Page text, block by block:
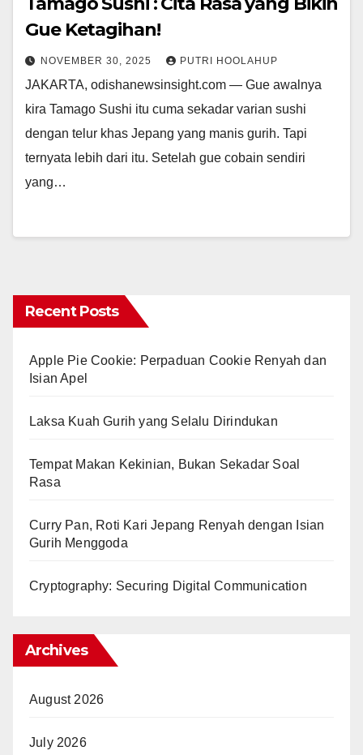
Gue Ketagihan!
NOVEMBER 30, 2025 PUTRI HOOLAHUP
JAKARTA, odishanewsinsight.com — Gue awalnya
kira Tamago Sushi itu cuma sekadar varian sushi
dengan telur khas Jepang yang manis gurih. Tapi
ternyata lebih dari itu. Setelah gue cobain sendiri
yang…
Recent Posts
Apple Pie Cookie: Perpaduan Cookie Renyah dan
Isian Apel
Laksa Kuah Gurih yang Selalu Dirindukan
Tempat Makan Kekinian, Bukan Sekadar Soal
Rasa
Curry Pan, Roti Kari Jepang Renyah dengan Isian
Gurih Menggoda
Cryptography: Securing Digital Communication
Archives
August 2026
July 2026